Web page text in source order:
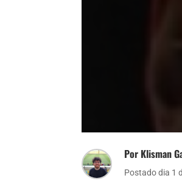
Por Klisman
Postado dia 1